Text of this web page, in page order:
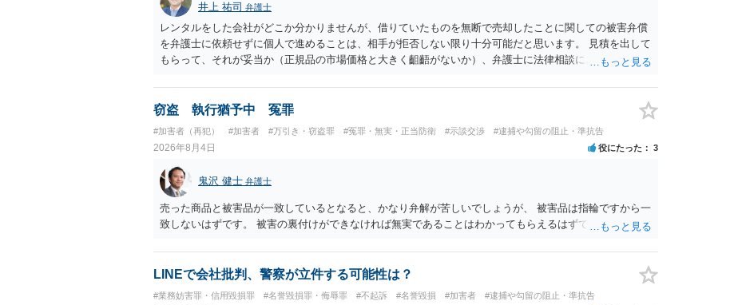
井上 祐司 弁護士
レンタルをした会社がどこか分かりませんが、借りていたものを無断で売却したことに関しての被害弁償
を弁護士に依頼せずに個人で進めることは、相手が拒否しない限り十分可能だと思います。 見積を出して
もらって、それが妥当か（正規品の市場価格と大きく齟齬がないか）、弁護士に法律相談において助言を
窃盗 執行猶予中 冤罪
#加害者（再犯） #加害者 #万引き・窃盗罪 #冤罪・無実・正当防衛 #示談交渉 #逮捕や勾留の阻止・準抗告
2026年8月4日 役にたった 3
鬼沢 健士 弁護士
売った商品と被害品が一致しているとなると、かなり弁解が苦しいでしょうが、 被害品は指輪ですから一
致しないはずです。 被害の裏付けができなければ無実であることはわかってもらえるはずです。
LINEで会社批判、警察が立件する可能性は？
#業務妨害罪・信用毀損罪 #名誉毀損罪・侮辱罪 #不起訴 #名誉毀損 #加害者 #逮捕や勾留の阻止・準抗告